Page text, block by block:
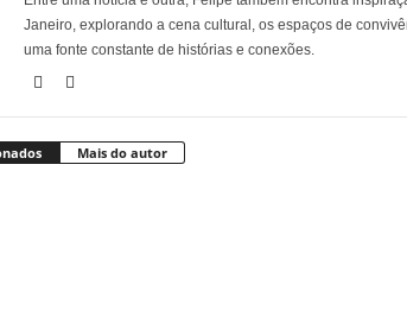
Janeiro, explorando a cena cultural, os espaços de
uma fonte constante de histórias e conexões.
Mais do autor